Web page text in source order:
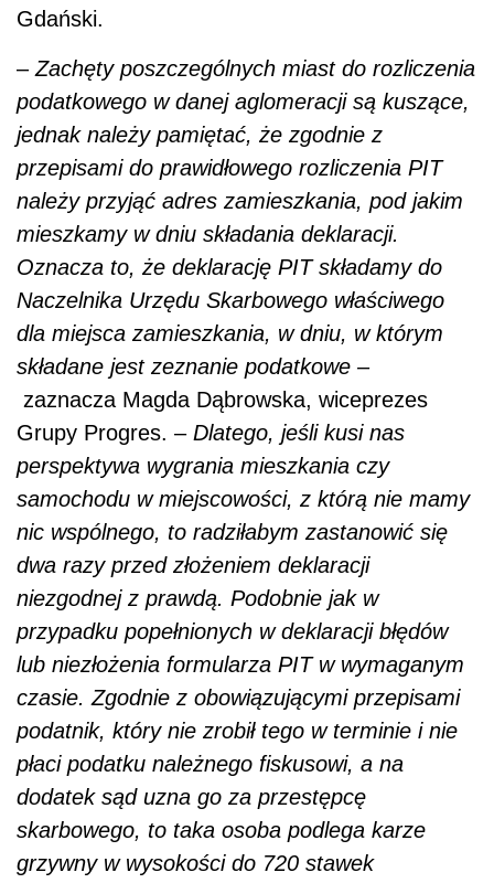
Gdański.
– Zachęty poszczególnych miast do rozliczenia
podatkowego w danej aglomeracji są kuszące,
jednak należy pamiętać, że zgodnie z
przepisami do prawidłowego rozliczenia PIT
należy przyjąć adres zamieszkania, pod jakim
mieszkamy w dniu składania deklaracji.
Oznacza to, że deklarację PIT składamy do
Naczelnika Urzędu Skarbowego właściwego
dla miejsca zamieszkania, w dniu, w którym
składane jest zeznanie podatkowe –
zaznacza Magda Dąbrowska, wiceprezes
Grupy Progres. – Dlatego, jeśli kusi nas
perspektywa wygrania mieszkania czy
samochodu w miejscowości, z którą nie mamy
nic wspólnego, to radziłabym zastanowić się
dwa razy przed złożeniem deklaracji
niezgodnej z prawdą. Podobnie jak w
przypadku popełnionych w deklaracji błędów
lub niezłożenia formularza PIT w wymaganym
czasie. Zgodnie z obowiązującymi przepisami
podatnik, który nie zrobił tego w terminie i nie
płaci podatku należnego fiskusowi, a na
dodatek sąd uzna go za przestępcę
skarbowego, to taka osoba podlega karze
grzywny w wysokości do 720 stawek